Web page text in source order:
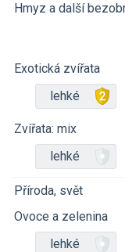
Hmyz a další
Exotická zvířata
lehké
Zvířata: mix
lehké
Příroda, svět
Ovoce a zelenina
lehké